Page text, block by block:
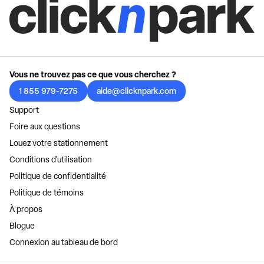
Vous ne trouvez pas ce que vous cherchez ?
1 855 979-7275
aide@clicknpark.com
Support
Foire aux questions
Louez votre stationnement
Conditions d'utilisation
Politique de confidentialité
Politique de témoins
À propos
Blogue
Connexion au tableau de bord